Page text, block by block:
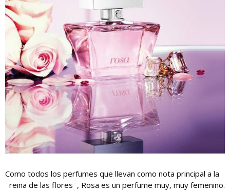
Como todos los perfumes que llevan como nota principal a la
¨reina de las flores¨, Rosa es un perfume muy, muy femenino.